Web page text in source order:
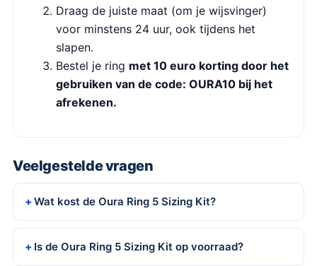
Draag de juiste maat (om je wijsvinger)
voor minstens 24 uur, ook tijdens het
slapen.
Bestel je ring met 10 euro korting door het
gebruiken van de code: OURA10 bij het
afrekenen.
Veelgestelde vragen
Wat kost de Oura Ring 5 Sizing Kit?
Is de Oura Ring 5 Sizing Kit op voorraad?